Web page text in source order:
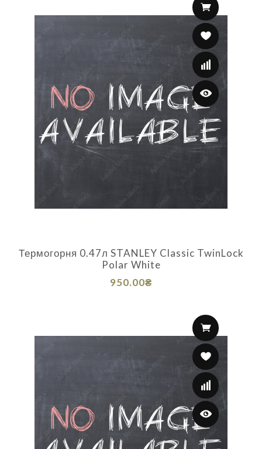
Термогорня 0.47л STANLEY Classic TwinLock
Polar White
950.00₴